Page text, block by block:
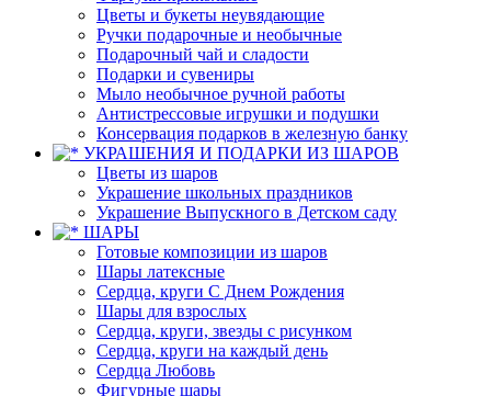
Цветы и букеты неувядающие
Ручки подарочные и необычные
Подарочный чай и сладости
Подарки и сувениры
Мыло необычное ручной работы
Антистрессовые игрушки и подушки
Консервация подарков в железную банку
УКРАШЕНИЯ И ПОДАРКИ ИЗ ШАРОВ
Цветы из шаров
Украшение школьных праздников
Украшение Выпускного в Детском саду
ШАРЫ
Готовые композиции из шаров
Шары латексные
Сердца, круги С Днем Рождения
Шары для взрослых
Сердца, круги, звезды с рисунком
Сердца, круги на каждый день
Сердца Любовь
Фигурные шары